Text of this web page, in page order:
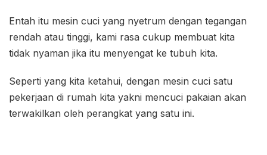
Entah itu mesin cuci yang nyetrum dengan tegangan
rendah atau tinggi, kami rasa cukup membuat kita
tidak nyaman jika itu menyengat ke tubuh kita.
Seperti yang kita ketahui, dengan mesin cuci satu
pekerjaan di rumah kita yakni mencuci pakaian akan
terwakilkan oleh perangkat yang satu ini.